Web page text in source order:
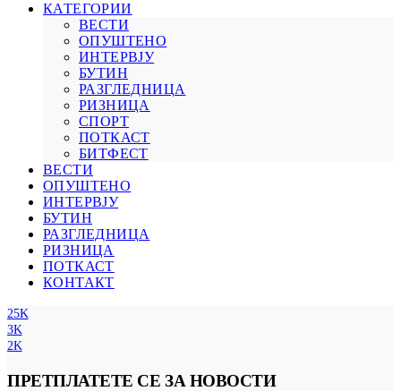
КАТЕГОРИИ
ВЕСТИ
ОПУШТЕНО
ИНТЕРВЈУ
БУТИН
РАЗГЛЕДНИЦА
РИЗНИЦА
СПОРТ
ПОТКАСТ
БИТФЕСТ
ВЕСТИ
ОПУШТЕНО
ИНТЕРВЈУ
БУТИН
РАЗГЛЕДНИЦА
РИЗНИЦА
ПОТКАСТ
КОНТАКТ
25K
3K
2K
ПРЕТПЛАТЕТЕ СЕ ЗА НОВОСТИ